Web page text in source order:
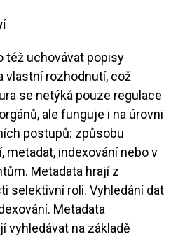
též uchovávat popisy
vlastní rozhodnutí, což
se netýká pouze regulace
ale funguje i na úrovni
postupů: způsobu
metadat, indexování nebo v
Metadata hrají z
selektivní roli. Vyhledání dat
Metadata
vyhledávat na základě